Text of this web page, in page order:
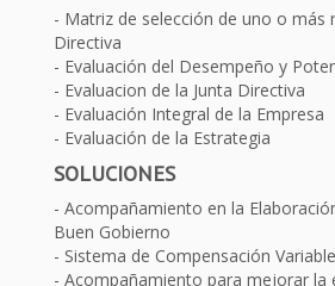
Matriz de selección de uno o más
Directiva
Evaluación del Desempeño y
Evaluacion de la Junta Directiva
Evaluación Integral de la Empresa
Evaluación de la Estrategia
SOLUCIONES
Acompañamiento en la
Buen Gobierno
Sistema de Compensación Variable
Acompañamiento para mejorar la